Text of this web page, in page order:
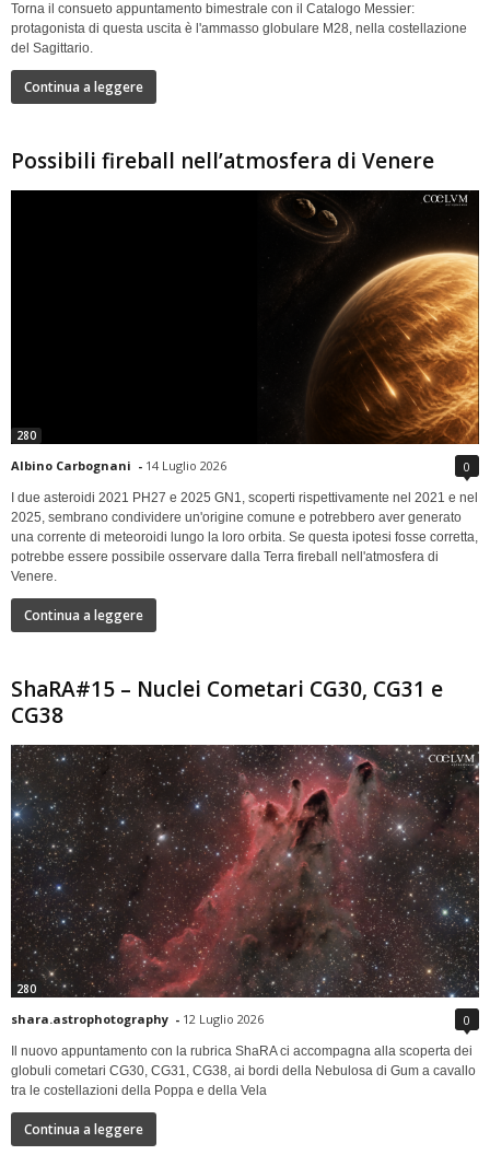
Torna il consueto appuntamento bimestrale con il Catalogo Messier:
protagonista di questa uscita è l'ammasso globulare M28, nella costellazione
del Sagittario.
Continua a leggere
Possibili fireball nell’atmosfera di Venere
280
Albino Carbognani - 14 Luglio 2026 0
I due asteroidi 2021 PH27 e 2025 GN1, scoperti rispettivamente nel 2021 e nel
2025, sembrano condividere un'origine comune e potrebbero aver generato
una corrente di meteoroidi lungo la loro orbita. Se questa ipotesi fosse corretta,
potrebbe essere possibile osservare dalla Terra fireball nell'atmosfera di
Venere.
Continua a leggere
ShaRA#15 – Nuclei Cometari CG30, CG31 e
CG38
280
shara.astrophotography - 12 Luglio 2026 0
Il nuovo appuntamento con la rubrica ShaRA ci accompagna alla scoperta dei
globuli cometari CG30, CG31, CG38, ai bordi della Nebulosa di Gum a cavallo
tra le costellazioni della Poppa e della Vela
Continua a leggere